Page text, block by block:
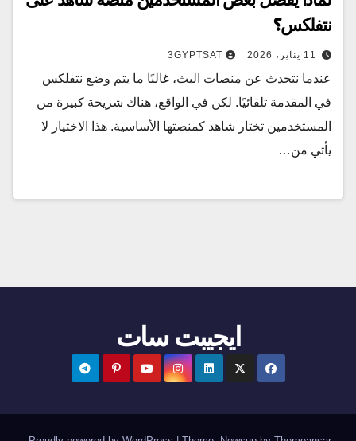
نتفلكس؟
11 يناير، 2026 3GYPTSAT
عندما نتحدث عن منصات البث، غالبًا ما يتم وضع نتفلكس
في المقدمة تلقائيًا. لكن في الواقع، هناك شريحة كبيرة من
المستخدمين تختار شاهد كمنصتها الأساسية. هذا الاختيار لا
يأتي من…
ايجيبت سات